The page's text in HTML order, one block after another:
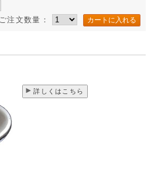
ご注文数量：
詳しくはこちら